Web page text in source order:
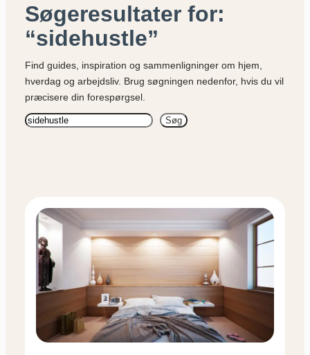
Søgeresultater for:
“sidehustle”
Find guides, inspiration og sammenligninger om hjem,
hverdag og arbejdsliv. Brug søgningen nedenfor, hvis du vil
præcisere din forespørgsel.
Søg
Søg